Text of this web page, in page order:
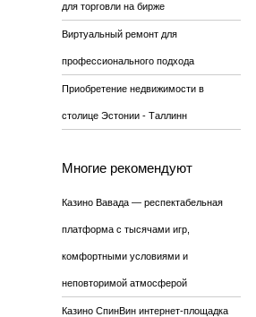
для торговли на бирже
Виртуальный ремонт для
профессионального подхода
Приобретение недвижимости в
столице Эстонии - Таллинн
Многие рекомендуют
Казино Вавада — респектабельная
платформа с тысячами игр,
комфортными условиями и
неповторимой атмосферой
Казино СпинВин интернет-площадка